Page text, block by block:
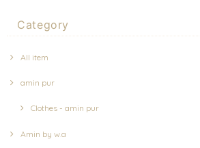
Category
All item
amin pur
Clothes - amin pur
Amin by w.a